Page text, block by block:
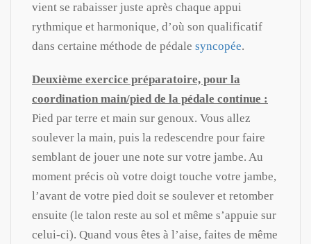
vient se rabaisser juste après chaque appui
rythmique et harmonique, d’où son qualificatif
dans certaine méthode de pédale syncopée.
Deuxième exercice préparatoire, pour la
coordination main/pied de la pédale continue :
Pied par terre et main sur genoux. Vous allez
soulever la main, puis la redescendre pour faire
semblant de jouer une note sur votre jambe. Au
moment précis où votre doigt touche votre jambe,
l’avant de votre pied doit se soulever et retomber
ensuite (le talon reste au sol et même s’appuie sur
celui-ci). Quand vous êtes à l’aise, faites de même